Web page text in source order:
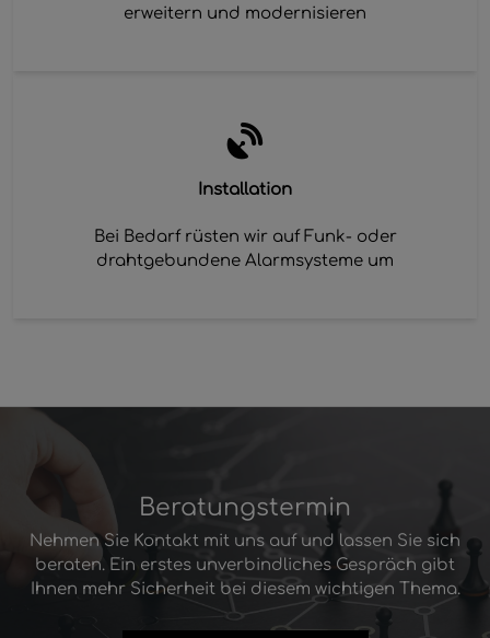
erweitern und modernisieren
Installation
Bei Bedarf rüsten wir auf Funk- oder
drahtgebundene Alarmsysteme um
Beratungstermin
Nehmen Sie Kontakt mit uns auf und lassen Sie sich
beraten. Ein erstes unverbindliches Gespräch gibt
Ihnen mehr Sicherheit bei diesem wichtigen Thema.